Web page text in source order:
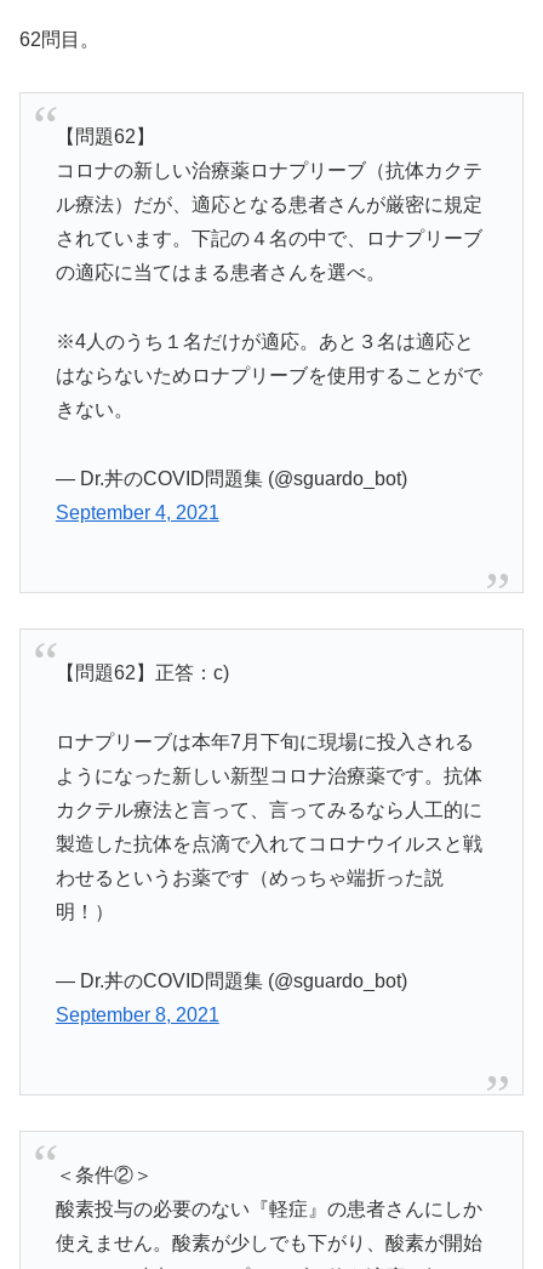
62問目。
【問題62】
コロナの新しい治療薬ロナプリーブ（抗体カクテ
ル療法）だが、適応となる患者さんが厳密に規定
されています。下記の４名の中で、ロナプリーブ
の適応に当てはまる患者さんを選べ。
※4人のうち１名だけが適応。あと３名は適応と
はならないためロナプリーブを使用することがで
きない。
— Dr.丼のCOVID問題集 (@sguardo_bot)
September 4, 2021
【問題62】正答：c)
ロナプリーブは本年7月下旬に現場に投入される
ようになった新しい新型コロナ治療薬です。抗体
カクテル療法と言って、言ってみるなら人工的に
製造した抗体を点滴で入れてコロナウイルスと戦
わせるというお薬です（めっちゃ端折った説
明！）
— Dr.丼のCOVID問題集 (@sguardo_bot)
September 8, 2021
＜条件②＞
酸素投与の必要のない『軽症』の患者さんにしか
使えません。酸素が少しでも下がり、酸素が開始